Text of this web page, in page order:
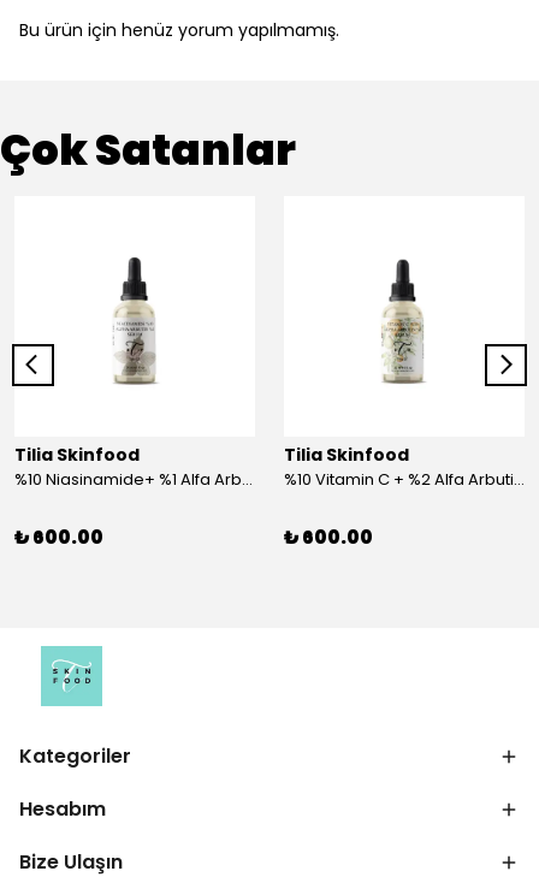
Bu ürün için henüz yorum yapılmamış.
Çok Satanlar
Tilia Skinfood
%10 Niasinamide+ %1 Alfa Arbutin Serum
₺ 600.00
Tilia Skinfood
%10 Vitamin C + %2 Alfa Arbutin Serum
₺ 600.00
Kategoriler
Hesabım
Bize Ulaşın